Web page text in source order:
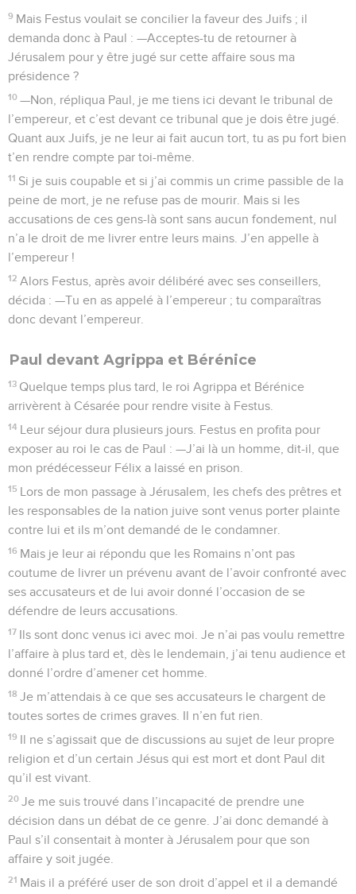
9 Mais Festus voulait se concilier la faveur des Juifs ; il
demanda donc à Paul : —Acceptes-tu de retourner à
Jérusalem pour y être jugé sur cette affaire sous ma
présidence ?
10 —Non, répliqua Paul, je me tiens ici devant le tribunal de
l’empereur, et c’est devant ce tribunal que je dois être jugé.
Quant aux Juifs, je ne leur ai fait aucun tort, tu as pu fort bien
t’en rendre compte par toi-même.
11 Si je suis coupable et si j’ai commis un crime passible de la
peine de mort, je ne refuse pas de mourir. Mais si les
accusations de ces gens-là sont sans aucun fondement, nul
n’a le droit de me livrer entre leurs mains. J’en appelle à
l’empereur !
12 Alors Festus, après avoir délibéré avec ses conseillers,
décida : —Tu en as appelé à l’empereur ; tu comparaîtras
donc devant l’empereur.
Paul devant Agrippa et Bérénice
13 Quelque temps plus tard, le roi Agrippa et Bérénice
arrivèrent à Césarée pour rendre visite à Festus.
14 Leur séjour dura plusieurs jours. Festus en profita pour
exposer au roi le cas de Paul : —J’ai là un homme, dit-il, que
mon prédécesseur Félix a laissé en prison.
15 Lors de mon passage à Jérusalem, les chefs des prêtres et
les responsables de la nation juive sont venus porter plainte
contre lui et ils m’ont demandé de le condamner.
16 Mais je leur ai répondu que les Romains n’ont pas
coutume de livrer un prévenu avant de l’avoir confronté avec
ses accusateurs et de lui avoir donné l’occasion de se
défendre de leurs accusations.
17 Ils sont donc venus ici avec moi. Je n’ai pas voulu remettre
l’affaire à plus tard et, dès le lendemain, j’ai tenu audience et
donné l’ordre d’amener cet homme.
18 Je m’attendais à ce que ses accusateurs le chargent de
toutes sortes de crimes graves. Il n’en fut rien.
19 Il ne s’agissait que de discussions au sujet de leur propre
religion et d’un certain Jésus qui est mort et dont Paul dit
qu’il est vivant.
20 Je me suis trouvé dans l’incapacité de prendre une
décision dans un débat de ce genre. J’ai donc demandé à
Paul s’il consentait à monter à Jérusalem pour que son
affaire y soit jugée.
21 Mais il a préféré user de son droit d’appel et il a demandé